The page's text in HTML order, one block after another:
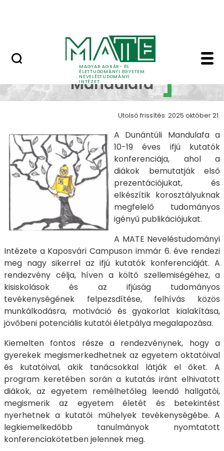
MAGYAR AGRÁR- ÉS
ÉLETTUDOMÁNYI EGYETEM
NEVELÉSTUDOMÁNYI
INTÉZET
Dunántúli Mandulafa
Dunántúli
Mandulafa
Utolsó frissítés: 2025 október 21.
A Dunántúli Mandulafa a
10-19 éves ifjú kutatók
konferenciája, ahol a
diákok bemutatják első
prezentációjukat, és
elkészítik korosztályuknak
megfelelő tudományos
igényű publikációjukat.
A MATE Neveléstudományi
Intézete a Kaposvári Campuson immár 6. éve rendezi
meg nagy sikerrel az ifjú kutatók konferenciáját. A
rendezvény célja, híven a költő szellemiségéhez, a
kisiskolások és az ifjúság tudományos
tevékenységének felpezsdítése, felhívás közös
munkálkodásra, motiváció és gyakorlat kialakítása,
jövőbeni potenciális kutatói életpálya megalapozása.
Kiemelten fontos része a rendezvénynek, hogy a
gyerekek megismerkedhetnek az egyetem oktatóival
és kutatóival, akik tanácsokkal látják el őket. A
program keretében során a kutatás iránt elhivatott
diákok, az egyetem remélhetőleg leendő hallgatói,
megismerik az egyetem életét és betekintést
nyerhetnek a kutatói műhelyek tevékenységébe. A
legkiemelkedőbb tanulmányok nyomtatott
konferenciakötetben jelennek meg.